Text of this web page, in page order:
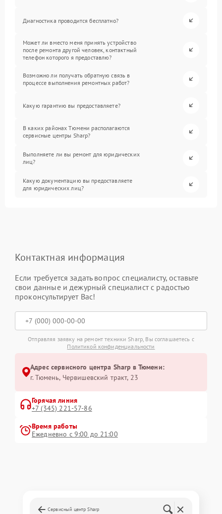
Диагностика проводится бесплатно?
Может ли вместо меня принять устройство
после ремонта другой человек, контактный
телефон которого я предоставлю?
Возможно ли получать обратную связь в
процессе выполнения ремонтных работ?
Какую гарантию вы предоставляете?
В каких районах Тюмени располагаются
сервисные центры Sharp?
Выполняете ли вы ремонт для юридических
лиц?
Какую документацию вы предоставляете
для юридических лиц?
Контактная информация
Если требуется задать вопрос специалисту, оставьте
свои данные и дежурный специалист с радостью
проконсультирует Вас!
Отправляя заявку на ремонт техники Sharp, Вы соглашаетесь с
Политикой конфиденциальности
Адрес сервисного центра Sharp в Тюмени:
г. Тюмень, ​Червишевский тракт, 23
Горячая линия
+7 (345) 221-57-86
Время работы
Ежедневно с 9:00 до 21:00
Сервисный центр Sharp